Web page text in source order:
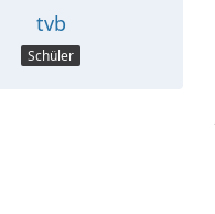
tvb
Schüler